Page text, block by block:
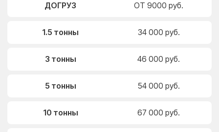
ДОГРУЗ ОТ 9000 руб.
1.5 тонны 34 000 руб.
3 тонны 46 000 руб.
5 тонны 54 000 руб.
10 тонны 67 000 руб.